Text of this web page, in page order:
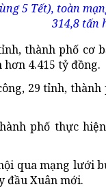
5 Tết), toàn
314,8 tấn
thành phố cơ
4.415 tỷ đồng.
29 tỉnh,
phố thực
qua mạng
đầu Xuân mới.